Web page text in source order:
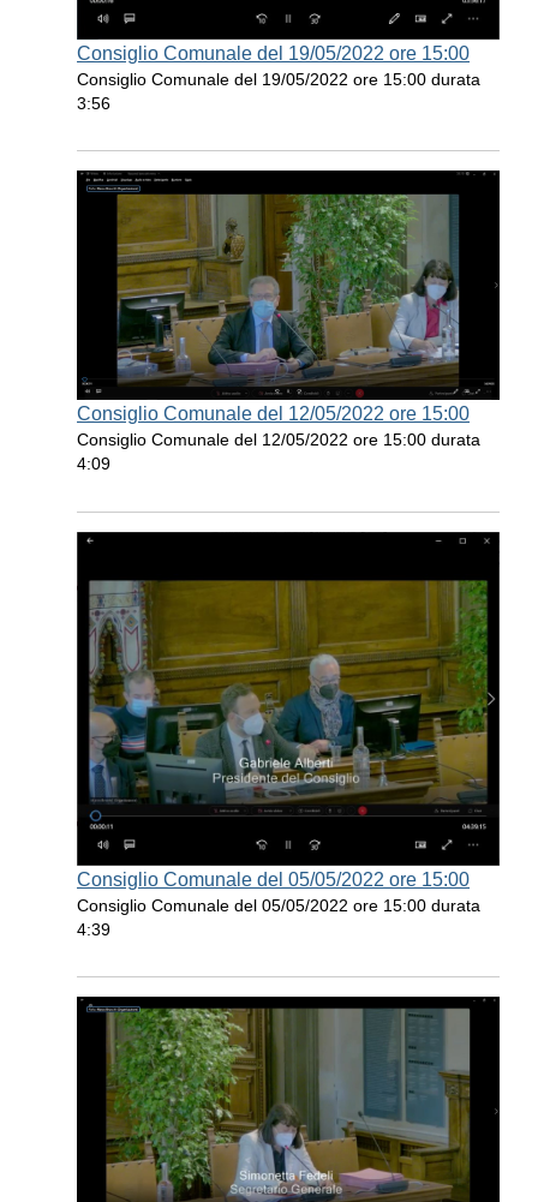
Consiglio Comunale del 19/05/2022 ore 15:00
Consiglio Comunale del 19/05/2022 ore 15:00 durata
3:56
Consiglio Comunale del 12/05/2022 ore 15:00
Consiglio Comunale del 12/05/2022 ore 15:00 durata
4:09
Consiglio Comunale del 05/05/2022 ore 15:00
Consiglio Comunale del 05/05/2022 ore 15:00 durata
4:39